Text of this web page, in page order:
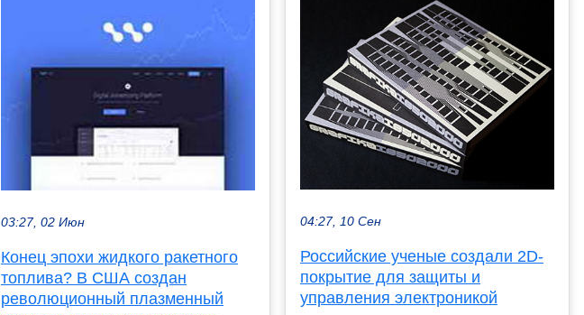
03:27, 02 Июн
Конец эпохи жидкого ракетного
топлива? В США создан
революционный плазменный
04:27, 10 Сен
Российские ученые создали 2D-
покрытие для защиты и
управления электроникой